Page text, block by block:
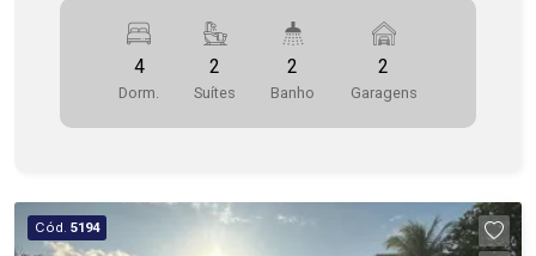
principal oferece um amplo closet para maior
comodidade. 3 salas espaçosas, perfeitas para
criar diferentes ambientes. 2 varandas Área de
lazer com churrasqueira 2 vagas de garagem
Posição solar: Norte/Leste Agende sua visita ou
em horários flexíveis. COHAB PREMIUM
IMOBILIÁRIA - PJ 208 (79) 3231-3231
4
Dorm.
2
Suítes
2
Banho
2
Garagens
Cód. 5194